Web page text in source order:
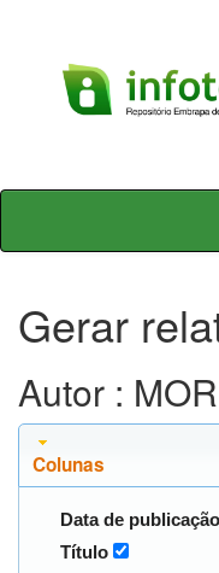
Skip
Gerar
Autor :
Colunas
Data de publicação
Título